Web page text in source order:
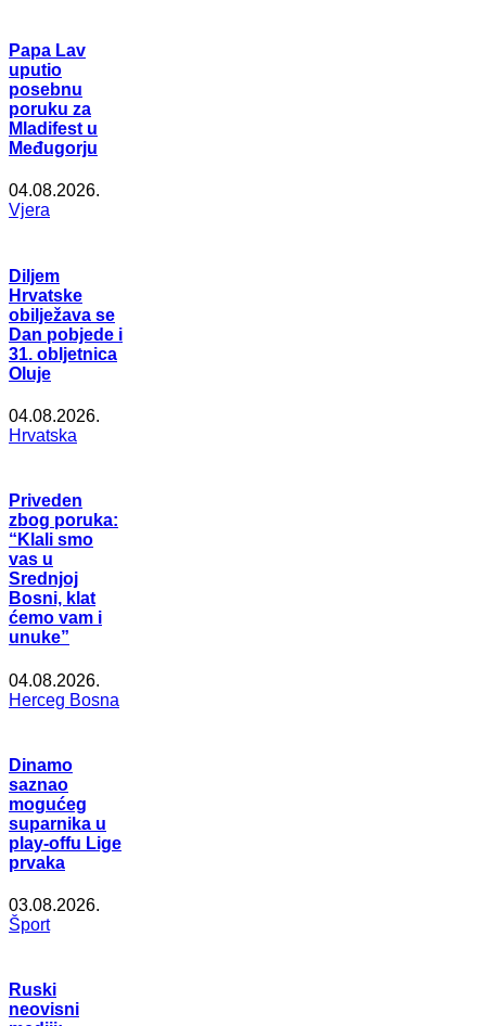
Papa Lav
uputio
posebnu
poruku za
Mladifest u
Međugorju
04.08.2026.
Vjera
Diljem
Hrvatske
obilježava se
Dan pobjede i
31. obljetnica
Oluje
04.08.2026.
Hrvatska
Priveden
zbog poruka:
“Klali smo
vas u
Srednjoj
Bosni, klat
ćemo vam i
unuke”
04.08.2026.
Herceg Bosna
Dinamo
saznao
mogućeg
suparnika u
play-offu Lige
prvaka
03.08.2026.
Šport
Ruski
neovisni